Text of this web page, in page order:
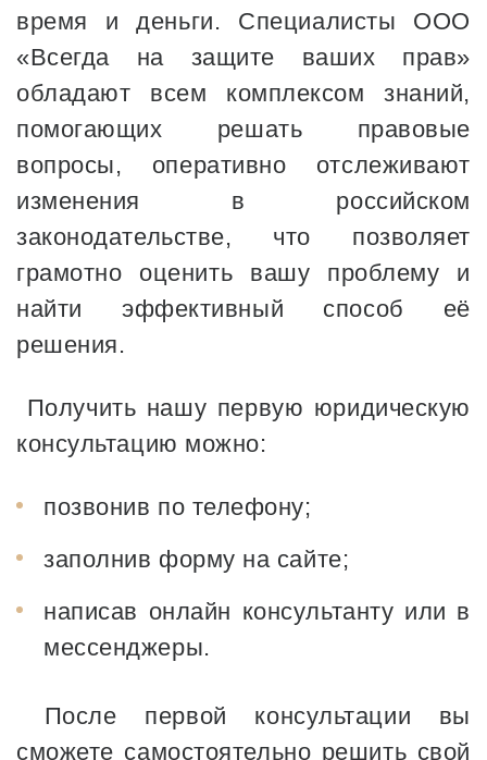
время и деньги. Специалисты ООО
«Всегда на защите ваших прав»
обладают всем комплексом знаний,
помогающих решать правовые
вопросы, оперативно отслеживают
изменения в российском
законодательстве, что позволяет
грамотно оценить вашу проблему и
найти эффективный способ её
решения.
Получить нашу первую юридическую
консультацию можно:
позвонив по телефону;
заполнив форму на сайте;
написав онлайн консультанту или в
мессенджеры.
После первой консультации вы
сможете самостоятельно решить свой